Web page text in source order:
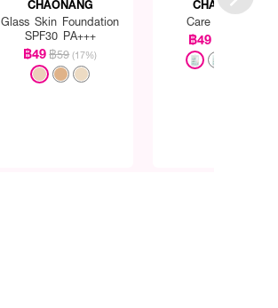
CHAONANG
Glass Skin Foundation
SPF30 PA+++
฿49฿59 (17%)
CHAONANG
Care Skin FDT
฿49